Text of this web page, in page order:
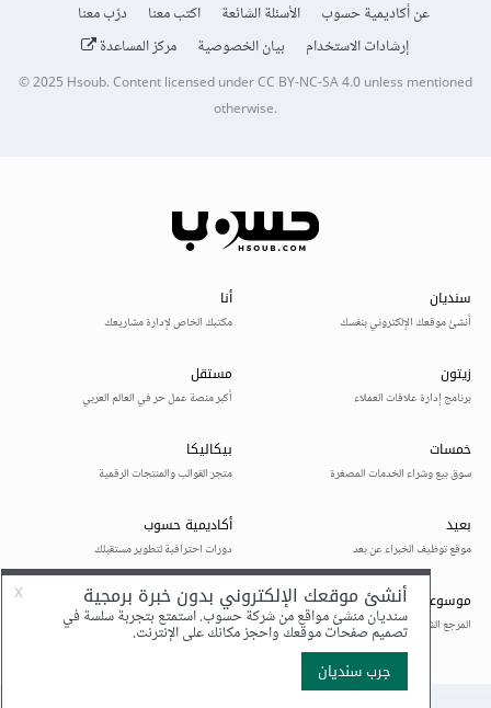
عن أكاديمية حسوب الأسئلة الشائعة اكتب معنا
درّب معنا
إرشادات الاستخدام
بيان الخصوصية مركز المساعدة
© 2025Hsoub.Content licensed underCC BY-NC-SA 4.0unless mentioned
otherwise.